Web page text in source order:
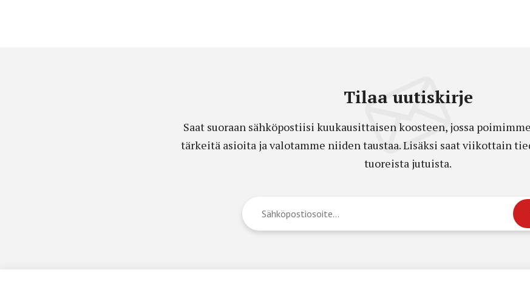
Tilaa uutiskirje
Saat suoraan sähköpostiisi kuukausittaisen koosteen, jossa
tärkeitä asioita ja valotamme niiden taustaa. Lisäksi saat viikottain
tuoreista jutuista.